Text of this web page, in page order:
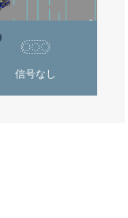
信号なし